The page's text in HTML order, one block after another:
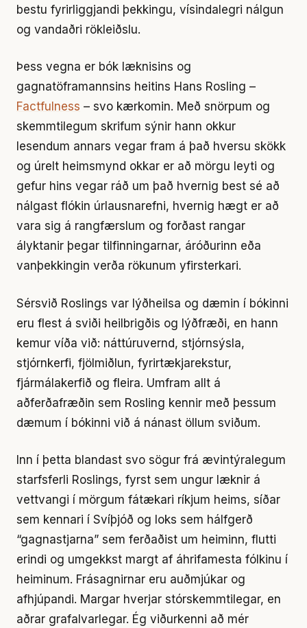
bestu fyrirliggjandi þekkingu, vísindalegri nálgun
og vandaðri rökleiðslu.
Þess vegna er bók læknisins og
gagnatöframannsins heitins Hans Rosling –
Factfulness – svo kærkomin. Með snörpum og
skemmtilegum skrifum sýnir hann okkur
lesendum annars vegar fram á það hversu skökk
og úrelt heimsmynd okkar er að mörgu leyti og
gefur hins vegar ráð um það hvernig best sé að
nálgast flókin úrlausnarefni, hvernig hægt er að
vara sig á rangfærslum og forðast rangar
ályktanir þegar tilfinningarnar, áróðurinn eða
vanþekkingin verða rökunum yfirsterkari.
Sérsvið Roslings var lýðheilsa og dæmin í bókinni
eru flest á sviði heilbrigðis og lýðfræði, en hann
kemur víða við: náttúruvernd, stjórnsýsla,
stjórnkerfi, fjölmiðlun, fyrirtækjarekstur,
fjármálakerfið og fleira. Umfram allt á
aðferðafræðin sem Rosling kennir með þessum
dæmum í bókinni við á nánast öllum sviðum.
Inn í þetta blandast svo sögur frá ævintýralegum
starfsferli Roslings, fyrst sem ungur læknir á
vettvangi í mörgum fátækari ríkjum heims, síðar
sem kennari í Svíþjóð og loks sem hálfgerð
“gagnastjarna” sem ferðaðist um heiminn, flutti
erindi og umgekkst margt af áhrifamesta fólkinu í
heiminum. Frásagnirnar eru auðmjúkar og
afhjúpandi. Margar hverjar stórskemmtilegar, en
aðrar grafalvarlegar. Ég viðurkenni að mér